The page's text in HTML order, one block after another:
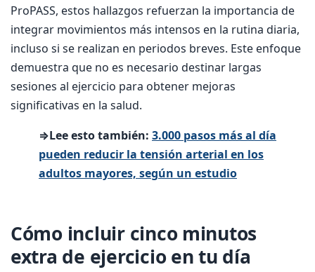
ProPASS, estos hallazgos refuerzan la importancia de
integrar movimientos más intensos en la rutina diaria,
incluso si se realizan en periodos breves. Este enfoque
demuestra que no es necesario destinar largas
sesiones al ejercicio para obtener mejoras
significativas en la salud.
⇒Lee esto también: 3.000 pasos más al día
pueden reducir la tensión arterial en los
adultos mayores, según un estudio
Cómo incluir cinco minutos
extra de ejercicio en tu día